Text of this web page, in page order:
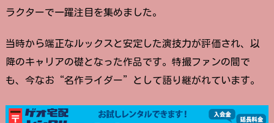
ラクターで一躍注目を集めました。
当時から端正なルックスと安定した演技力が評価され、以
降のキャリアの礎となった作品です。特撮ファンの間で
も、今なお“名作ライダー”として語り継がれています。